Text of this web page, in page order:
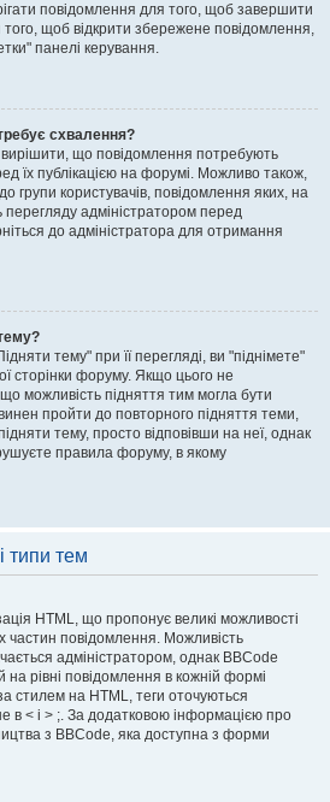
повідомлення для того, щоб завершити
того, щоб відкрити збережене повідомлення,
панелі керування.
схвалення?
що повідомлення потребують
їх публікацією на форумі. Можливо також,
групи користувачів, повідомлення яких, на
перегляду адміністратором перед
до адміністратора для отримання
тему" при її перегляді, ви "піднімете"
сторінки форуму. Якщо цього не
можливість підняття тим могла бути
пройти до повторного підняття теми,
тему, просто відповівши на неї, однак
правила форуму, в якому
типи тем
HTML, що пропонує великі можливості
повідомлення. Можливість
адміністратором, однак BBCode
рівні повідомлення в кожній формі
стилем на HTML, теги оточуються
в < і > ;. За додатковою інформацією про
з BBCode, яка доступна з форми